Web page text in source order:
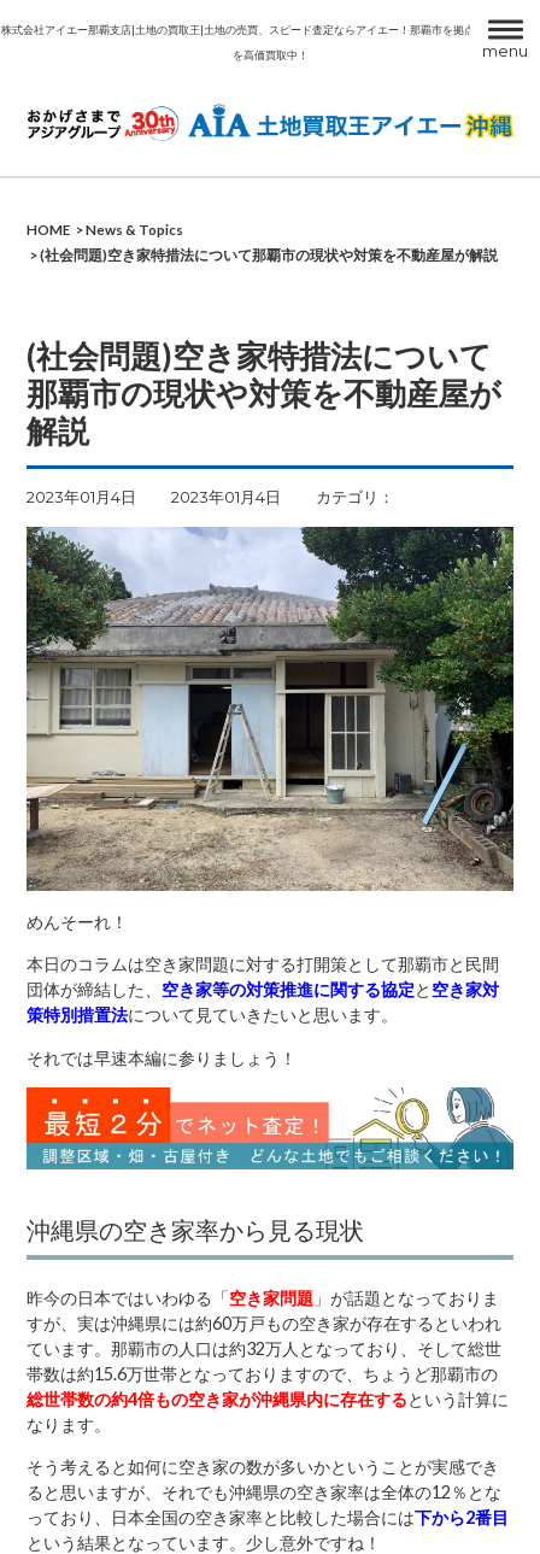
株式会社アイエー那覇支店|土地の買取王|土地の売買、スピード査定ならアイエー！那覇市を拠点に沖縄の土地
を高価買取中！
menu
HOME
News & Topics
(社会問題)空き家特措法について那覇市の現状や対策を不動産屋が解説
(社会問題)空き家特措法について
那覇市の現状や対策を不動産屋が
解説
2023年01月4日 2023年01月4日 カテゴリ
めんそーれ！
本日のコラムは空き家問題に対する打開策として那覇市と民間
団体が締結した、 空き家等の対策推進に関する協定と 空き家対
策特別措置法について見ていきたいと思います。
それでは早速本編に参りましょう！
沖縄県の空き家率から見る現状
昨今の日本ではいわゆる「空き家問題 」が話題となっておりま
すが、実は沖縄県には約60万戸もの空き家が存在するといわれ
ています。那覇市の人口は約32万人となっており、そして総世
帯数は約15.6万世帯となっておりますので、ちょうど那覇市の
総世帯数の約4倍もの空き家が沖縄県内に存在するという計算に
なります。
そう考えると如何に空き家の数が多いかということが実感でき
ると思いますが、それでも沖縄県の空き家率は全体の12％とな
っており、日本全国の空き家率と比較した場合には下から2番目
という結果となっています。少し意外ですね！